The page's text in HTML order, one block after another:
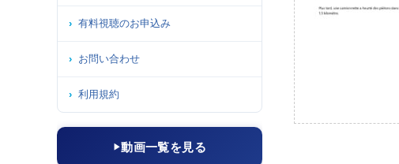
有料視聴のお申込み
お問い合わせ
利用規約
動画一覧を見る